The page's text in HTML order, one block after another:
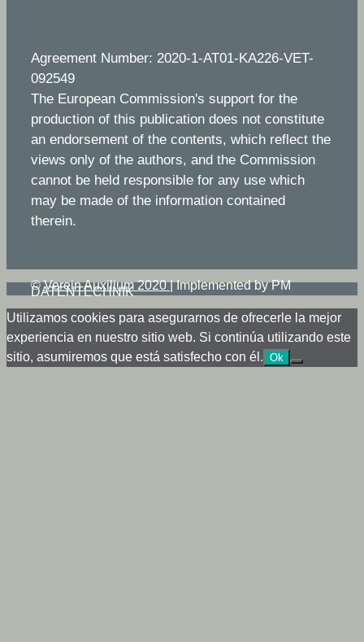
Agreement Number: 2020-1-AT01-KA226-VET-
092549
The European Commission's support for the
production of this publication does not constitute
an endorsement of the contents, which reflect the
views only of the authors, and the Commission
cannot be held responsible for any use which
may be made of the information contained
therein.
©Verein Auxilium 2020|Implemented by PM
DATENTECHNIK
Utilizamos cookies para asegurarnos de ofrecerle la mejor
experiencia en nuestro sitio web. Si continúa utilizando este
sitio, asumiremos que está satisfecho con él. Ok